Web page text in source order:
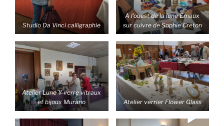
Studio Da Vinci calligraphie
A l’ouest de la lune Emaux
sur cuivre de Sophie Creton
Atelier Lune Y verre vitraux
et bijoux Murano
Atelier verrier Flower Glass